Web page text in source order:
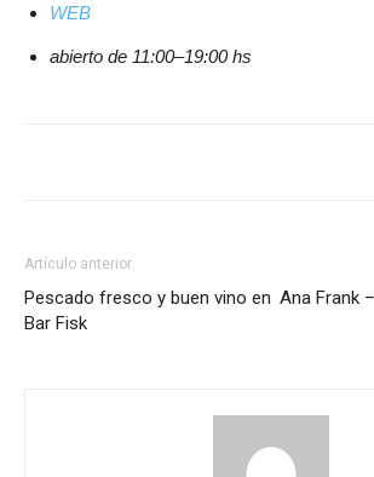
WEB
abierto de 11:00–19:00 hs
Artículo anterior
Pescado fresco y buen vino en
Bar Fisk
Ana Frank